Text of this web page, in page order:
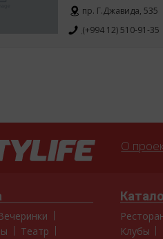
пр. Г.Джавида, 535
(+994 12) 510-91-35
О
Театр
Клубы